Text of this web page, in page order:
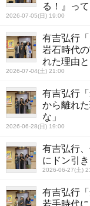
る！』っ
2026-07-05(日) 19:00
有吉弘行
岩石時代
れた理由と
2026-07-04(土) 21:00
有吉弘行
から離れ
な」
2026-06-28(日) 19:00
有吉弘行
にドン引
2026-06-27(土)
有吉弘行
若手時代